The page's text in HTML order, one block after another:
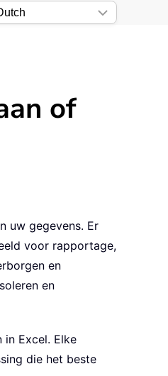
of
uw gegevens. Er
voor rapportage,
en
en
Excel. Elke
die het beste